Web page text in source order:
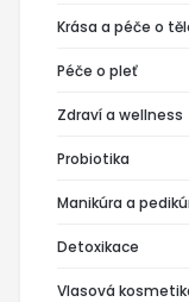
Krása a péče o
Péče o pleť
Zdraví a wellness
Probiotika
Manikúra a
Detoxikace
Vlasová